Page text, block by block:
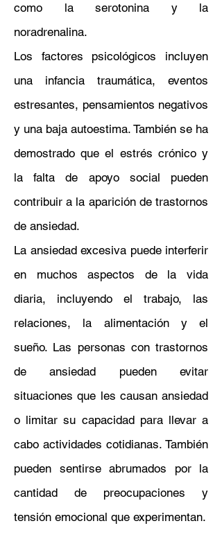
como la serotonina y la
noradrenalina.
Los factores psicológicos incluyen
una infancia traumática, eventos
estresantes, pensamientos negativos
y una baja autoestima. También se ha
demostrado que el estrés crónico y
la falta de apoyo social pueden
contribuir a la aparición de trastornos
de ansiedad.
La ansiedad excesiva puede interferir
en muchos aspectos de la vida
diaria, incluyendo el trabajo, las
relaciones, la alimentación y el
sueño. Las personas con trastornos
de ansiedad pueden evitar
situaciones que les causan ansiedad
o limitar su capacidad para llevar a
cabo actividades cotidianas. También
pueden sentirse abrumados por la
cantidad de preocupaciones y
tensión emocional que experimentan.